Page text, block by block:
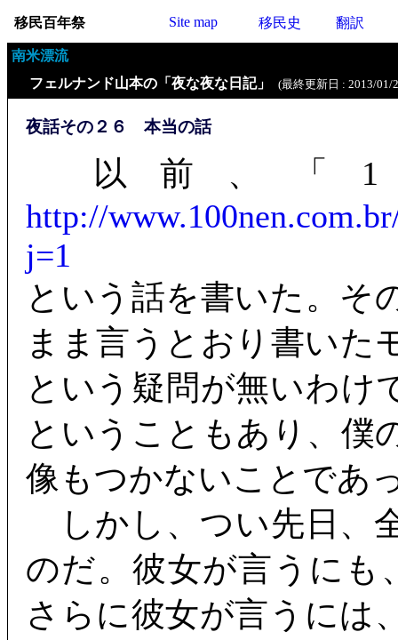
移民百年祭 Site map 移民史 翻訳
南米漂流
フェルナンド山本の「夜な夜な日記」
(最終更新日 : 2013/01/
夜話その２６ 本当の話
以前、「1
http://
j=1
という話を書いた。そ
まま言うとおり書いた
という疑問が無いわ
ということもあり、僕
像もつかないことであ
しかし、つい先日、
のだ。彼女が言うにも
さらに彼女が言うには